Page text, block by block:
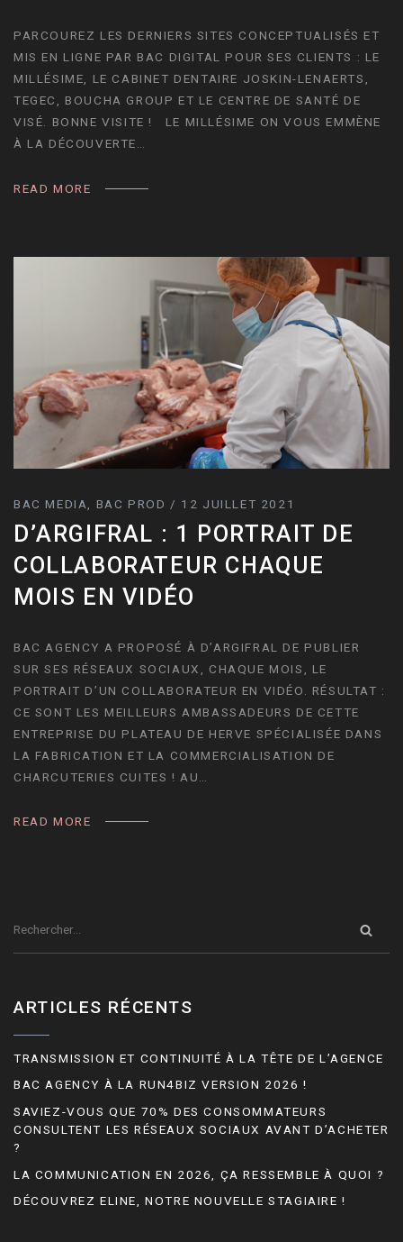
PARCOUREZ LES DERNIERS SITES CONCEPTUALISÉS ET
MIS EN LIGNE PAR BAC DIGITAL POUR SES CLIENTS : LE
MILLÉSIME, LE CABINET DENTAIRE JOSKIN-LENAERTS,
TEGEC, BOUCHA GROUP ET LE CENTRE DE SANTÉ DE
VISÉ. BONNE VISITE ! LE MILLÉSIME ON VOUS EMMÈNE
À LA DÉCOUVERTE…
READ MORE
BAC MEDIA, BAC PROD / 12 JUILLET 2021
D’ARGIFRAL : 1 PORTRAIT DE
COLLABORATEUR CHAQUE
MOIS EN VIDÉO
BAC AGENCY A PROPOSÉ À D’ARGIFRAL DE PUBLIER
SUR SES RÉSEAUX SOCIAUX, CHAQUE MOIS, LE
PORTRAIT D’UN COLLABORATEUR EN VIDÉO. RÉSULTAT :
CE SONT LES MEILLEURS AMBASSADEURS DE CETTE
ENTREPRISE DU PLATEAU DE HERVE SPÉCIALISÉE DANS
LA FABRICATION ET LA COMMERCIALISATION DE
CHARCUTERIES CUITES ! AU…
READ MORE
ARTICLES RÉCENTS
TRANSMISSION ET CONTINUITÉ À LA TÊTE DE L’AGENCE
BAC AGENCY À LA RUN4BIZ VERSION 2026 !
SAVIEZ-VOUS QUE 70% DES CONSOMMATEURS
CONSULTENT LES RÉSEAUX SOCIAUX AVANT D’ACHETER
?
LA COMMUNICATION EN 2026, ÇA RESSEMBLE À QUOI ?
DÉCOUVREZ ELINE, NOTRE NOUVELLE STAGIAIRE !